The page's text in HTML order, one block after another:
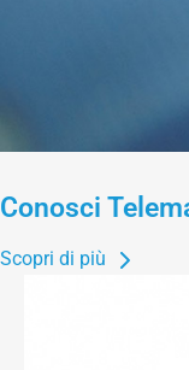
Conosci
Scopri di più